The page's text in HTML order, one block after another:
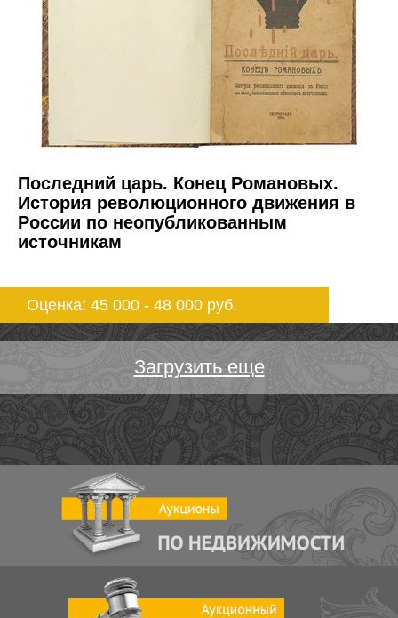
Последний царь. Конец Романовых.
История революционного движения в
России по неопубликованным
источникам
Оценка: 45 000 - 48 000 руб.
Загрузить еще